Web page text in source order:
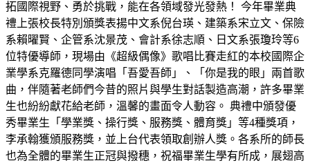
拓國際視野、勇於挑戰，能在各領域發光發熱！ 今年畢業典
禮上張校長特別頒獎表揚中文系倪台瑛、建築系宋立文、保險
系賴曜賢、企管系沈景茂、會計系徐志順、日文系張瓊玲等6
位特優導師，現場由《超級偶像》歌唱比賽走紅的本校國際企
業學系克羅德同學演唱「吾愛吾師」、「你是我的眼」兩首歌
曲，伴隨著老師們今昔的照片與學生對話製造高潮，許多畢業
生也紛紛獻花給老師，溫馨的畫面令人動容。 典禮中頒發優
秀畢業生「學業獎、操行獎、服務獎、體育獎」等4種獎項，
李承翰獲頒服務獎，並上台代表領取創辦人獎。各系所的師長
也為全體的畢業生正冠與撥穗，祝福畢業生學有所成，展翅高